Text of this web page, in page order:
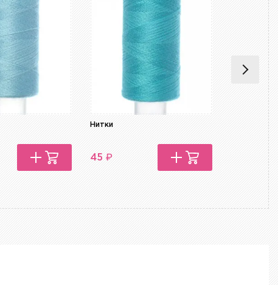
Нитки
45 ₽